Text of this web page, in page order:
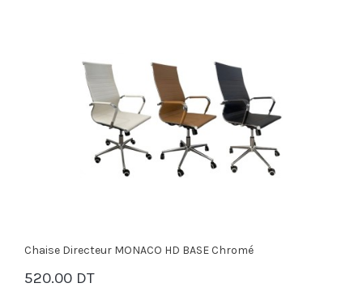
Chaise Directeur MONACO HD BASE Chromé
520.00 DT
PANIER